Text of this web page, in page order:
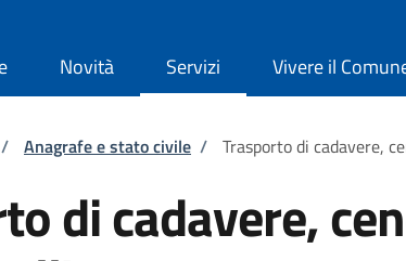
Novità Servizi Vivere il
pane
/ Anagrafe e stato civile / Trasporto di cadavere,
di cadavere,